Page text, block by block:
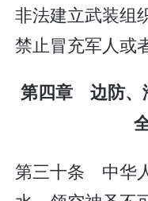
非法建立武装组
禁止冒充军人或
第四章 边防、
第三十条 中华